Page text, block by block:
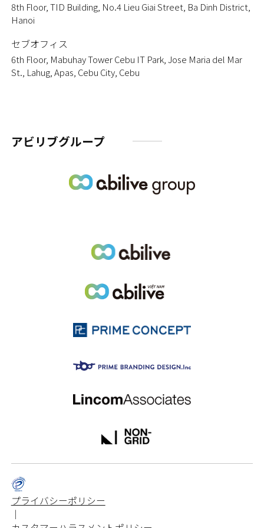
8th Floor, TID Building, No.4 Lieu Giai Street, Ba Dinh District,
Hanoi
セブオフィス
6th Floor, Mabuhay Tower Cebu IT Park, Jose Maria del Mar
St., Lahug, Apas, Cebu City, Cebu
アビリブグループ
プライバシーポリシー
｜